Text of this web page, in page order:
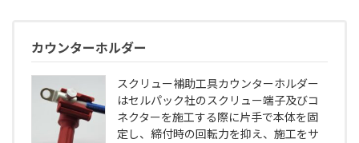
カウンターホルダー
スクリュー補助工具カウンターホルダー
はセルパック社のスクリュー端子及びコ
ネクターを施工する際に片手で本体を固
定し、締付時の回転力を抑え、施工をサ